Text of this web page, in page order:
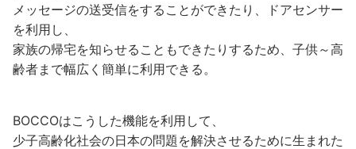
メッセージの送受信をすることができたり、ドアセンサー
を利用し、
家族の帰宅を知らせることもできたりするため、子供～高
齢者まで幅広く簡単に利用できる。
BOCCOはこうした機能を利用して、
少子高齢化社会の日本の問題を解決させるために生まれた